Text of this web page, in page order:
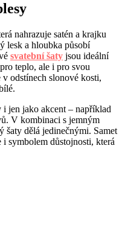
nahrazuje satén a krajku
lesk a hloubka působí
svatební šaty jsou ideální
teplo, ale i pro svou
odstínech slonové kosti,
jen jako akcent – například
V kombinaci s jemným
šaty dělá jedinečnými. Samet
symbolem důstojnosti, která